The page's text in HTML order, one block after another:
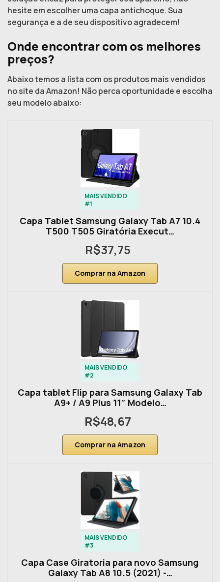
hesite em escolher uma capa antichoque. Sua
segurança e a de seu dispositivo agradecem!
Onde encontrar com os melhores
preços?
Abaixo temos a lista com os produtos mais vendidos
no site da Amazon! Não perca oportunidade e escolha
seu modelo abaixo:
MAIS VENDIDO
#1
Capa Tablet Samsung Galaxy Tab A7 10.4
T500 T505 Giratória Execut…
R$37,75
Comprar na Amazon
MAIS VENDIDO
#2
Capa tablet Flip para Samsung Galaxy Tab
A9+ / A9 Plus 11″ Modelo…
R$48,67
Comprar na Amazon
MAIS VENDIDO
#3
Capa Case Giratoria para novo Samsung
Galaxy Tab A8 10.5 (2021) -…